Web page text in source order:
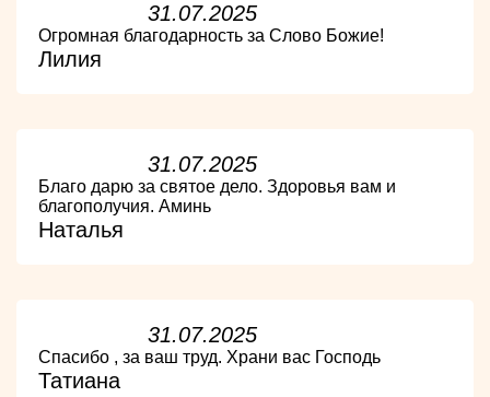
31.07.2025
Огромная благодарность за Слово Божие!
Лилия
31.07.2025
Благо дарю за святое дело. Здоровья вам и
благополучия. Аминь
Наталья
31.07.2025
Спасибо , за ваш труд. Храни вас Господь
Татиана